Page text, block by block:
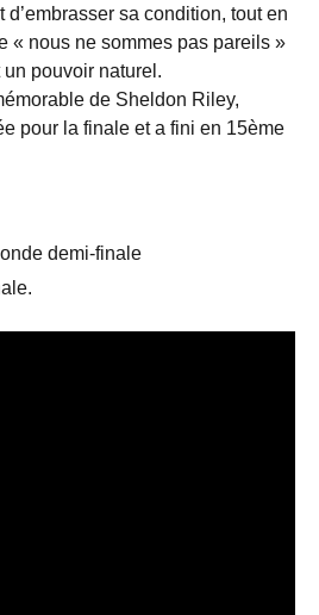
sa condition, tout en
« nous ne sommes pas pareils »
pouvoir naturel.
de Sheldon Riley,
pour la finale et a fini en 15ème
demi-finale